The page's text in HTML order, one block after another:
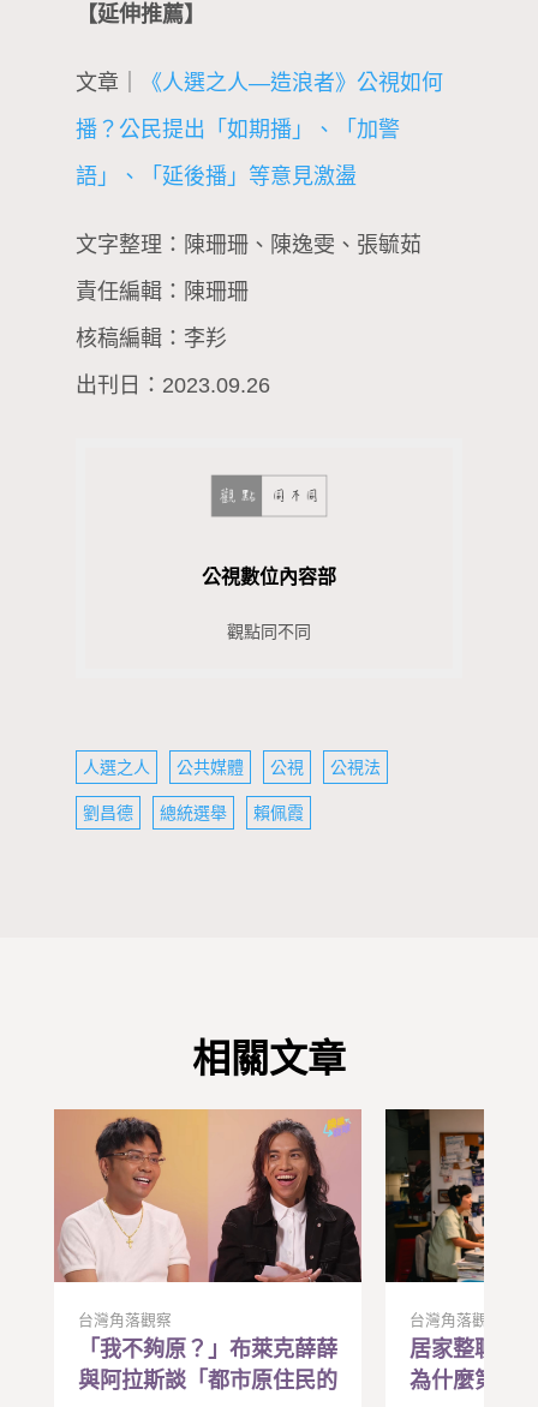
【延伸推薦】
文章｜
《人選之人—造浪者》公視如何
播？公民提出「如期播」、「加警
語」、「延後播」等意見激盪
文字整理：陳珊珊、陳逸雯、張毓茹
責任編輯：陳珊珊
核稿編輯：李羏
出刊日：2023.09.26
公視數位內容部
觀點同不同
人選之人 公共媒體 公視 公視法
劉昌德 總統選舉 賴佩霞
相關文章
台灣角落觀察
「我不夠原？」布萊克薛薛
與阿拉斯談「都市原住民的
台灣角落觀察
居家整聊是
為什麼第一